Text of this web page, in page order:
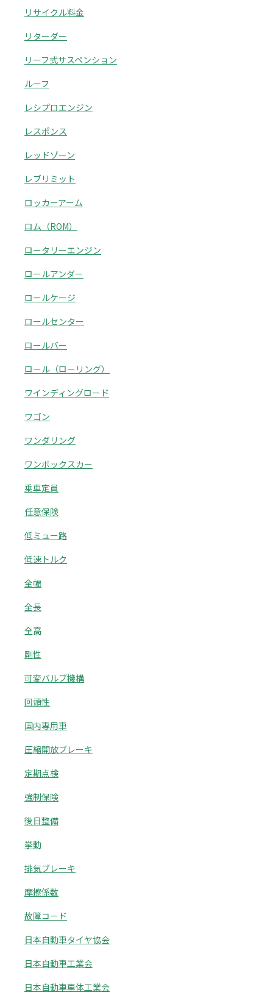
リサイクル料金
リターダー
リーフ式サスペンション
ルーフ
レシプロエンジン
レスポンス
レッドゾーン
レブリミット
ロッカーアーム
ロム（ROM）
ロータリーエンジン
ロールアンダー
ロールケージ
ロールセンター
ロールバー
ロール（ローリング）
ワインディングロード
ワゴン
ワンダリング
ワンボックスカー
乗車定員
任意保険
低ミュー路
低速トルク
全幅
全長
全高
剛性
可変バルブ機構
回頭性
国内専用車
圧縮開放ブレーキ
定期点検
強制保険
後日整備
挙動
排気ブレーキ
摩擦係数
故障コード
日本自動車タイヤ協会
日本自動車工業会
日本自動車車体工業会